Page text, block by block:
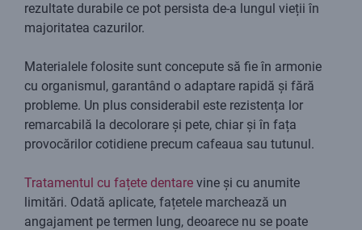
rezultate durabile ce pot persista de-a lungul vieții în
majoritatea cazurilor.
Materialele folosite sunt concepute să fie în armonie
cu organismul, garantând o adaptare rapidă și fără
probleme. Un plus considerabil este rezistența lor
remarcabilă la decolorare și pete, chiar și în fața
provocărilor cotidiene precum cafeaua sau tutunul.
Tratamentul cu fațete dentare vine și cu anumite
limitări. Odată aplicate, fațetele marchează un
angajament pe termen lung, deoarece nu se poate